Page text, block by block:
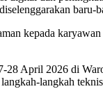
baru-
kepada
28 April 2026 di
langkah